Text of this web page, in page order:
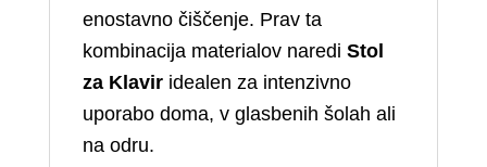
enostavno čiščenje. Prav ta
kombinacija materialov naredi Stol
za Klaviridealen za intenzivno
uporabo doma, v glasbenih šolah ali
na odru.